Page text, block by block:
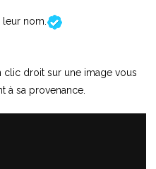
leur nom.
clic droit sur une image vous
à sa provenance.